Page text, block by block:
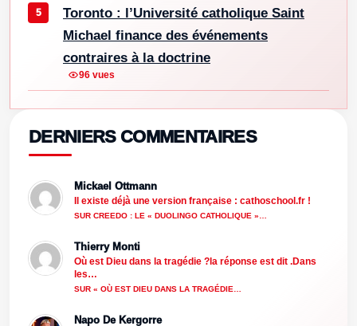
Toronto : l’Université catholique Saint
Michael finance des événements
contraires à la doctrine
96 vues
DERNIERS COMMENTAIRES
Mickael Ottmann
Il existe déjà une version française : cathoschool.fr !
SUR CREEDO : LE « DUOLINGO CATHOLIQUE »…
Thierry Monti
Où est Dieu dans la tragédie ?la réponse est dit .Dans
les…
SUR « OÙ EST DIEU DANS LA TRAGÉDIE…
Napo De Kergorre